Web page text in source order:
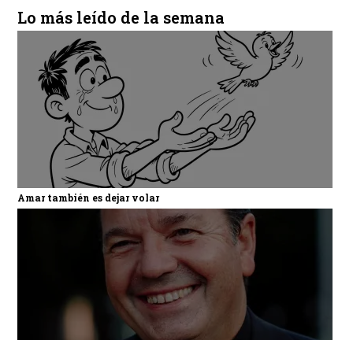
Lo más leído de la semana
Amar también es dejar volar